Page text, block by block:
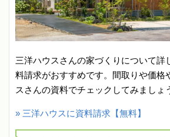
三洋ハウスさんの家づくりについて詳
料請求がおすすめです。間取りや価格
スさんの資料でチェックしてみましょ
» 三洋ハウスに資料請求【無料】